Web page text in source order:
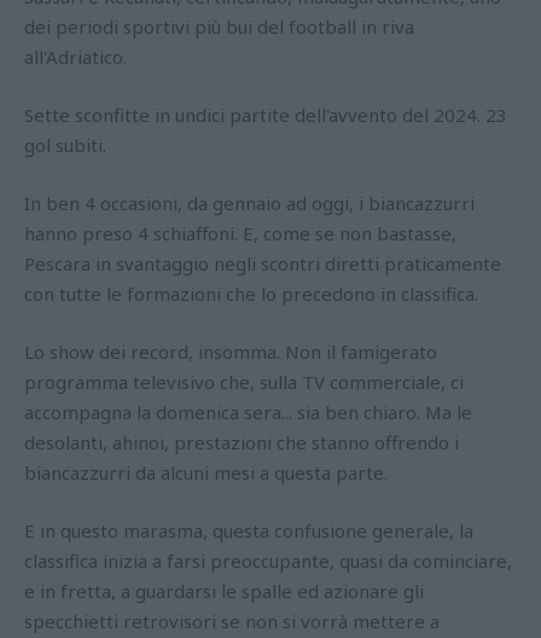
dei periodi sportivi più bui del football in riva
all'Adriatico.
Sette sconfitte in undici partite dell'avvento del 2024. 23
gol subiti.
In ben 4 occasioni, da gennaio ad oggi, i biancazzurri
hanno preso 4 schiaffoni. E, come se non bastasse,
Pescara in svantaggio negli scontri diretti praticamente
con tutte le formazioni che lo precedono in classifica.
Lo show dei record, insomma. Non il famigerato
programma televisivo che, sulla TV commerciale, ci
accompagna la domenica sera... sia ben chiaro. Ma le
desolanti, ahinoi, prestazioni che stanno offrendo i
biancazzurri da alcuni mesi a questa parte.
E in questo marasma, questa confusione generale, la
classifica inizia a farsi preoccupante, quasi da cominciare,
e in fretta, a guardarsi le spalle ed azionare gli
specchietti retrovisori se non si vorrà mettere a